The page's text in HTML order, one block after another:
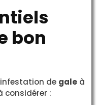
bon
de gale à
considérer :